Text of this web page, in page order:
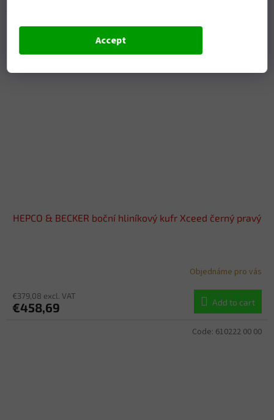
Accept
HEPCO & BECKER boční hliníkový kufr Xceed černý pravý
Objednáme pro vás
€379,08 excl. VAT
€458,69 Add to cart
Code: 610222 00 00